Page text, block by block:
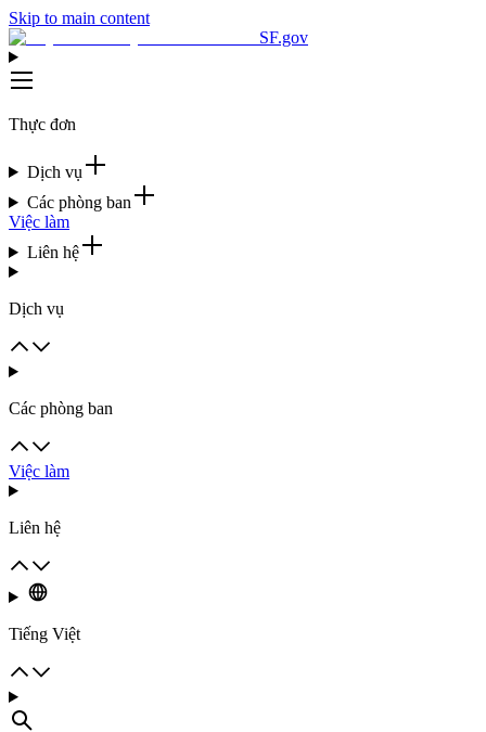
Skip to main content
SF.gov
Thực đơn
Dịch vụ
Các phòng ban
Việc làm
Liên hệ
Dịch vụ
Các phòng ban
Việc làm
Liên hệ
Tiếng Việt